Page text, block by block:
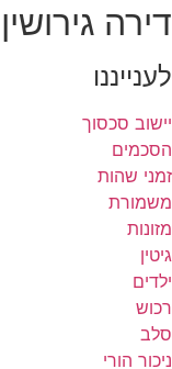
דירה גירושין
לענייננו
יישוב סכסוך
הסכמים
זמני שהות
משמורת
מזונות
גיטין
ילדים
רכוש
סלב
ניכור הורי